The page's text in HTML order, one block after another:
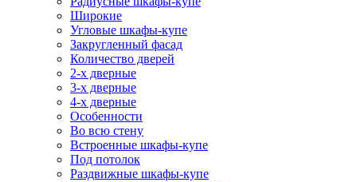
Широкие
Угловые шкафы-купе
Закругленный фасад
Количество дверей
2-х дверные
3-х дверные
4-х дверные
Особенности
Во всю стену
Встроенные шкафы-купе
Под потолок
Раздвижные шкафы-купе